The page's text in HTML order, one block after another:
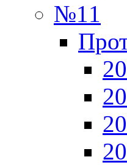
№11